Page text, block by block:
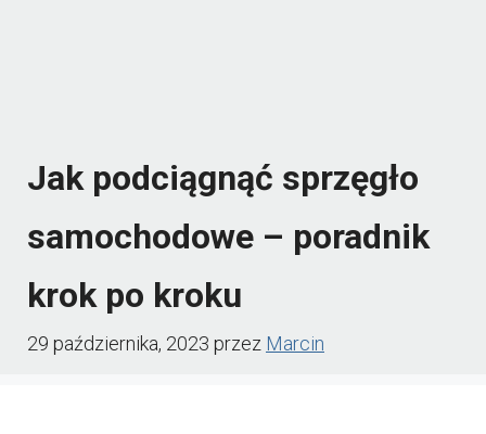
Jak podciągnąć sprzęgło
samochodowe – poradnik
krok po kroku
29 października, 2023 przez Marcin